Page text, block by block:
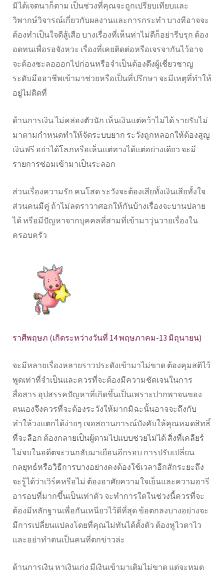
มิได้เจตนาก็ตาม เป็นช่วงที่คุณจะถูกเปรียบเทียบและ
วิพากษ์วิจารณ์เกี่ยวกับผลงานและการกระทำ บางทีอาจจะ
ต้องทำเป็นใจดีสู้เสือ บางเรื่องที่เห็นท่าไม่ดีก็อย่ารีบรุก ต้อง
อดทนเพื่อรอจังหวะ เรื่องที่เคยติดต่อหรือเจรจากันไว้อาจ
จะต้องชะลอออกไปก่อนหรือจำเป็นต้องดึงผู้เชี่ยวชาญ
ระดับมืออาชีพเข้ามาช่วยหรือเป็นที่ปรึกษา จะมีเหตุที่ทำให้
อยู่ไม่ติดที่
ด้านการเงิน ไม่คล่องตัวนัก เห็นเงินแต่คว้าไม่ได้ รายรับไม่
มาตามกำหนดทำให้จัดระบบยาก ระวังถูกหลอกให้ต้องสูญ
เงินฟรี อย่าได้โลภหรือเห็นแต่ทางได้แต่อย่างเดียว จะมี
รายการซ่อมเข้ามาเป็นระลอก
ส่วนเรื่องความรัก คนโสด ระวังจะต้องเสียทั้งเงินเสียทั้งใจ
ส่วนคนมีคู่ ถ้าไม่ลดราวาศอกให้กันบ้างเรื่องจะบานปลาย
ได้ หรือมีปัญหาจากบุคคลที่สามที่เข้ามาวุ่นวายเรื่องใน
ครอบครัว
ราศีพฤษภ (เกิดระหว่างวันที่ 14 พฤษภาคม-13 มิถุนายน)
จะมีหลายเรื่องหลายราวประดังเข้ามาไม่ขาด ต้องคุมสติไว้
พูดเท่าที่จำเป็นและควรที่จะต้องมีความชัดเจนในการ
สื่อสาร อุปสรรคปัญหาที่เกิดขึ้นเป็นเพราะปากพาจนของ
ตนเองจึงควรที่จะต้องระวังให้มากมิฉะนั้นอาจจะถึงกับ
ทำให้วงแตกได้ง่ายๆ เจอสถานการณ์บังคับให้คุณหมดสิทธิ์
ที่จะลือก ต้องกลายเป็นผู้ตามไปแบบช่วยไม่ได้ สิ่งที่เคลียร์
ไม่จบในอดีตจะวนกลับมาเยือนอีกรอบ การปรับเปลี่ยน
กลยุทธ์หรือวิธีการบางอย่างคงต้องใช้เวลาอีกสักระยะถึง
จะรู้ได้ว่าเวิร์คหรือไม่ ต้องอาศัยความใจเย็นและความอารี
อารอบที่มากขึ้นเป็นเท่าตัว จะทำการใดในช่วงนี้ควรที่จะ
ต้องมีหลักฐานเพื่อกันเหนียวไว้ดีที่สุด ข้อตกลงบางอย่างจะ
มีการเปลี่ยนแปลงโดยที่คุณไม่ทันได้ตั้งตัว ต้องหูไวตาไว
และอย่าทำตนเป็นคนที่ตกข่าวล่ะ
ด้านการเงิน หาเงินเก่ง มีเงินเข้ามาเติมไม่ขาด แต่จะหมด